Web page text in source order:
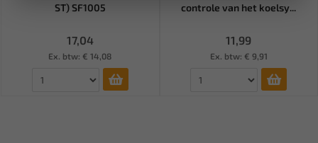
ST) SF1005
17,04
Ex. btw: € 14,08
controle van het koelsy...
11,99
Ex. btw: € 9,91